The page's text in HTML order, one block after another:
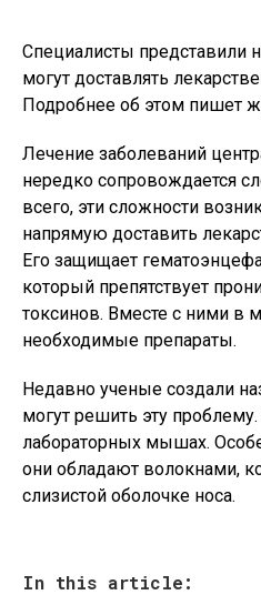
Специалисты представили
могут доставлять
Подробнее об этом пишет
Лечение заболеваний
нередко сопровождается
всего, эти сложности
напрямую доставить
Его защищает
который препятствует
токсинов. Вместе с ними в
необходимые препараты.
Недавно ученые создали
могут решить эту
лабораторных мышах.
они обладают волокнами,
слизистой оболочке носа.
In this article: